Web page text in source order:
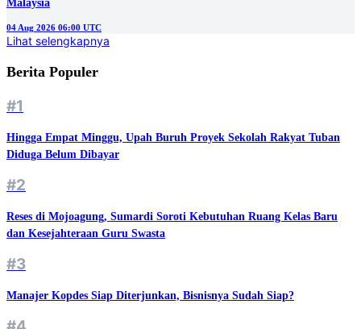
Malaysia
04 Aug 2026 06:00 UTC
Lihat selengkapnya
Berita Populer
#1
Hingga Empat Minggu, Upah Buruh Proyek Sekolah Rakyat Tuban
Diduga Belum Dibayar
#2
Reses di Mojoagung, Sumardi Soroti Kebutuhan Ruang Kelas Baru
dan Kesejahteraan Guru Swasta
#3
Manajer Kopdes Siap Diterjunkan, Bisnisnya Sudah Siap?